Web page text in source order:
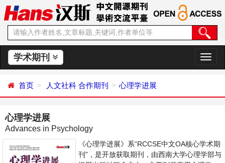
学术期刊
切
换
首页 人文社科 合作期刊 心理学进展
心理学进展
Advances in Psychology
《心理学进展》系“RCCSE中文OA核心学术期
刊”，是开放获取期刊，由西南大学心理学部与